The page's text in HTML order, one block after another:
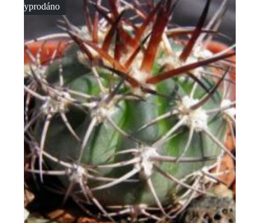
Vyprodáno